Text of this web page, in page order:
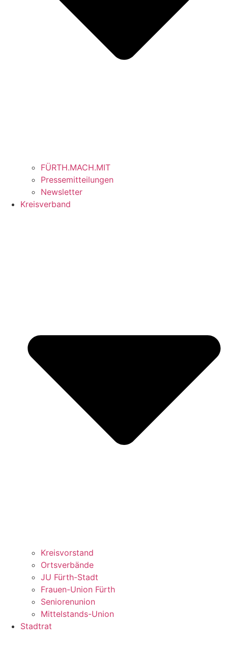
FÜRTH.MACH.MIT
Pressemitteilungen
Newsletter
Kreisverband
Kreisvorstand
Ortsverbände
JU Fürth-Stadt
Frauen-Union Fürth
Seniorenunion
Mittelstands-Union
Stadtrat